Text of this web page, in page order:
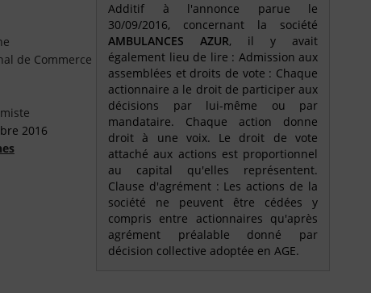
de Commerce
2016
Additif à l'annonce parue le
30/09/2016, concernant la société
AMBULANCES AZUR, il y avait
également lieu de lire : Admission aux
assemblées et droits de vote : Chaque
actionnaire a le droit de participer aux
décisions par lui-même ou par
mandataire. Chaque action donne
droit à une voix. Le droit de vote
attaché aux actions est proportionnel
au capital qu'elles représentent.
Clause d'agrément : Les actions de la
société ne peuvent être cédées y
compris entre actionnaires qu'après
agrément préalable donné par
décision collective adoptée en AGE.